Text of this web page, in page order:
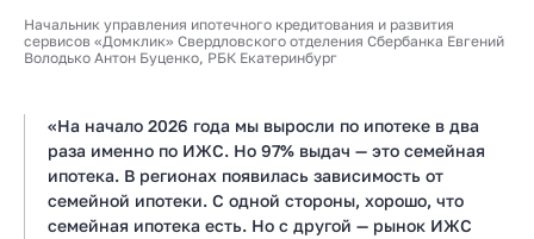
Начальник управления ипотечного кредитования и развития
сервисов «Домклик» Свердловского отделения Сбербанка Евгений
Володько Антон Буценко, РБК Екатеринбург
«На начало 2026 года мы выросли по ипотеке в два
раза именно по ИЖС. Но 97% выдач — это семейная
ипотека. В регионах появилась зависимость от
семейной ипотеки. С одной стороны, хорошо, что
семейная ипотека есть. Но с другой — рынок ИЖС